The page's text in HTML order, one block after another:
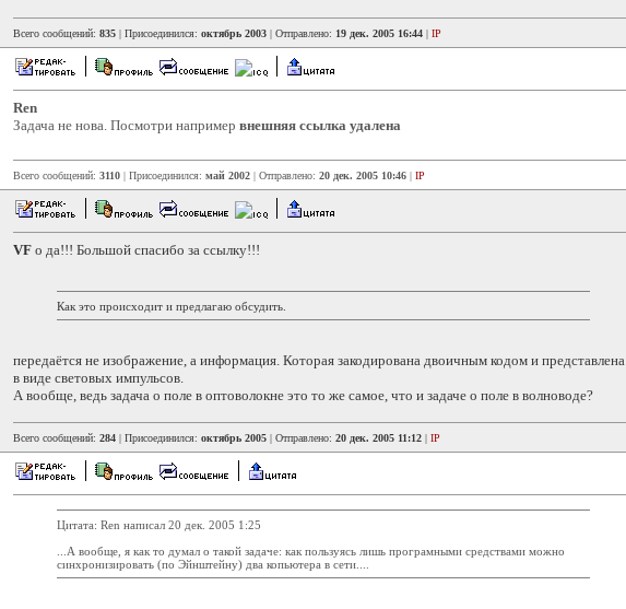
Всего сообщений: 835 | Присоединился: октябрь 2003 | Отправлено: 19 дек. 2005 16:44 | IP
Ren
Задача не нова. Посмотри например внешняя ссылка удалена
Всего сообщений: 3110 | Присоединился: май 2002 | Отправлено: 20 дек. 2005 10:46 | IP
VF о да!!! Большой спасибо за ссылку!!!
Как это происходит и предлагаю обсудить.
передаётся не изображение, а информация. Которая закодирована двоичным кодом и представлена
в виде световых импульсов.
А вообще, ведь задача о поле в оптоволокне это то же самое, что и задаче о поле в волноводе?
Всего сообщений: 284 | Присоединился: октябрь 2005 | Отправлено: 20 дек. 2005 11:12 | IP
Цитата: Ren написал 20 дек. 2005 1:25
...А вообще, я как то думал о такой задаче: как пользуясь лишь програмными средствами можно
синхронизировать (по Эйнштейну) два копьютера в сети....